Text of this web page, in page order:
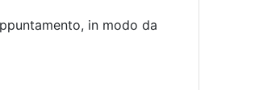
in modo da